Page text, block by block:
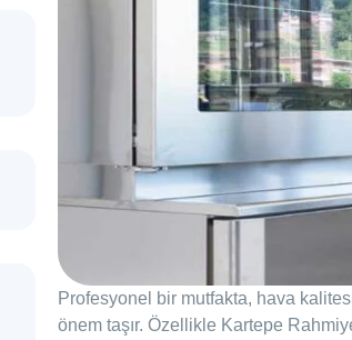
Profesyonel bir mutfakta, hava
önem taşır. Özellikle Kartepe